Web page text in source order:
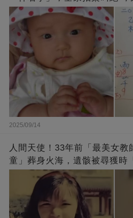
2025/09/14
人間天使！33年前「最美女教
童」葬身火海，遺骸被尋獲時
崩：真正的英雄不該被遺忘